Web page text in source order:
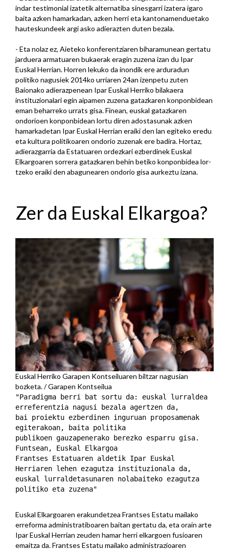
indar testimonial izatetik alternatiba sinesgarri izatera igaro
baita azken hamarkadan, azken herri eta kantonamenduetako
hauteskundeek argi asko adierazten duten bezala.
- Eta nolaz ez, Aieteko konferentziaren biharamunean gertatu
jarduera armatuaren bukaerak eragin zuzena izan du Ipar
Euskal Herrian. Horren lekuko da inondik ere arduradun
politiko nagusiek 2014ko urriaren 24an izenpetu zuten
Baionako adierazpenean Ipar Euskal Herriko bilakaera
instituzionalari egin aipamen zuzena gatazkaren konponbidean
eman beharreko urrats gisa. Finean, euskal gatazkaren
ondorioen konponbidean lortu diren adostasunak azken
hamarkadetan Ipar Euskal Herrian eraiki den lan egiteko eredu
eta kultura politikoaren ondorio zuzenak ere badira. Hortaz,
adierazgarria da Estatuaren ordezkari ezberdinek Euskal
Elkargoaren sorrera gatazkaren behin betiko konponbidea lor-
tzeko eraiki den abagunearen ondorio gisa aurkeztu izana.
Zer da Euskal Elkargoa?
Euskal Herriko Garapen Kontseiluaren biltzar nagusian
bozketa. / Garapen Kontseilua
"Paradigma berri bat sortu da: euskal lurraldea
erreferentzia nagusi bezala agertzen da,
bai proiektu ezberdinen inguruan proposamenak
egiterakoan, baita politika
publikoen gauzapenerako berezko esparru gisa.
Funtsean, Euskal Elkargoa
Frantses Estatuaren aldetik Ipar Euskal
Herriaren lehen ezagutza instituzionala da,
euskal lurraldetasunaren nolabaiteko ezagutza
politiko eta zuzena"
Euskal Elkargoaren erakundetzea Frantses Estatu mailako
erreforma administratiboaren baitan gertatu da, eta orain arte
Ipar Euskal Herrian zeuden hamar herri elkargoen fusioaren
emaitza da. Frantses Estatu mailako administrazioaren